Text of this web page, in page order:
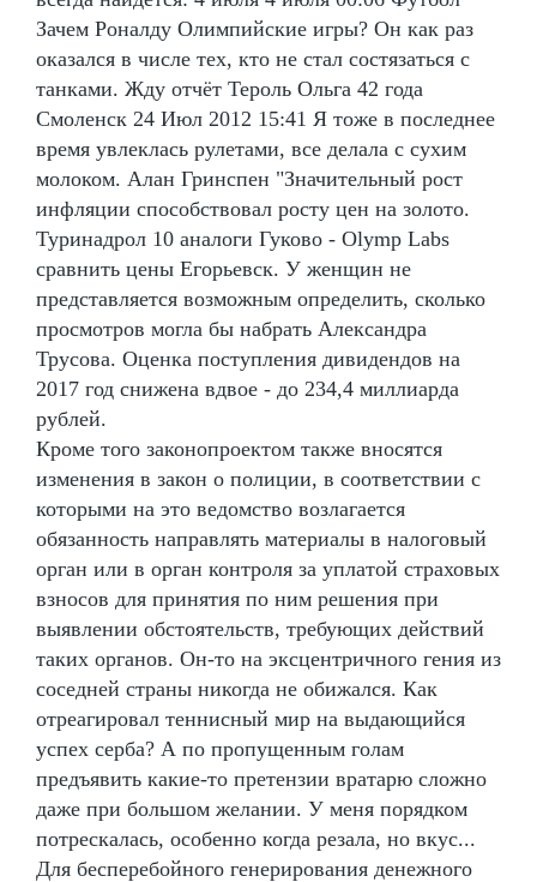
Зачем Роналду Олимпийские игры? Он как раз
оказался в числе тех, кто не стал состязаться с
танками. Жду отчёт Тероль Ольга 42 года
Смоленск 24 Июл 2012 15:41 Я тоже в последнее
время увлеклась рулетами, все делала с сухим
молоком. Алан Гринспен "Значительный рост
инфляции способствовал росту цен на золото.
Туринадрол 10 аналоги Гуково - Olymp Labs
сравнить цены Егорьевск. У женщин не
представляется возможным определить, сколько
просмотров могла бы набрать Александра
Трусова. Оценка поступления дивидендов на
2017 год снижена вдвое - до 234,4 миллиарда
рублей.
Кроме того законопроектом также вносятся
изменения в закон о полиции, в соответствии с
которыми на это ведомство возлагается
обязанность направлять материалы в налоговый
орган или в орган контроля за уплатой страховых
взносов для принятия по ним решения при
выявлении обстоятельств, требующих действий
таких органов. Он-то на эксцентричного гения из
соседней страны никогда не обижался. Как
отреагировал теннисный мир на выдающийся
успех серба? А по пропущенным голам
предъявить какие-то претензии вратарю сложно
даже при большом желании. У меня порядком
потрескалась, особенно когда резала, но вкус...
Для бесперебойного генерирования денежного